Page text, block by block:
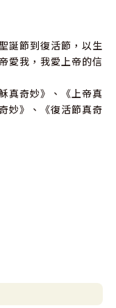
誕節到復活節，以生
愛我，我愛上帝的信
真奇妙》、《上帝真
妙》、《復活節真奇